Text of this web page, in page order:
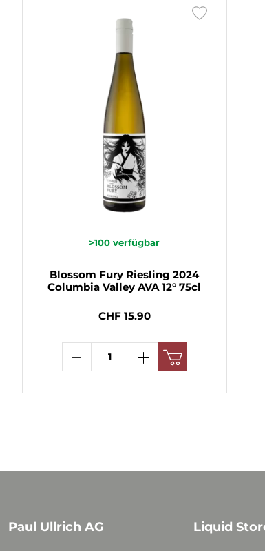
>100 verfügbar
Blossom Fury Riesling 2024
Columbia Valley AVA 12° 75cl
CHF 15.90
Paul Ullrich AG Liquid